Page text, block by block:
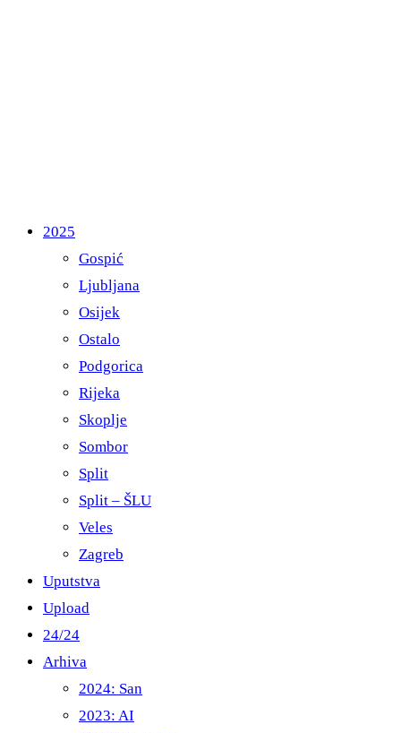
2025
Gospić
Ljubljana
Osijek
Ostalo
Podgorica
Rijeka
Skoplje
Sombor
Split
Split – ŠLU
Veles
Zagreb
Uputstva
Upload
24/24
Arhiva
2024: San
2023: AI